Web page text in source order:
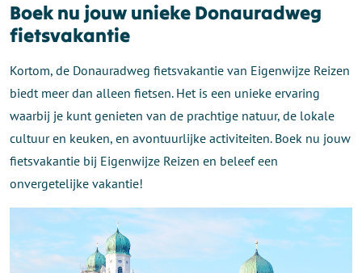
Boek nu jouw unieke Donauradweg
fietsvakantie
Kortom, de Donauradweg fietsvakantie van Eigenwijze Reizen
biedt meer dan alleen fietsen. Het is een unieke ervaring
waarbij je kunt genieten van de prachtige natuur, de lokale
cultuur en keuken, en avontuurlijke activiteiten. Boek nu jouw
fietsvakantie bij Eigenwijze Reizen en beleef een
onvergetelijke vakantie!